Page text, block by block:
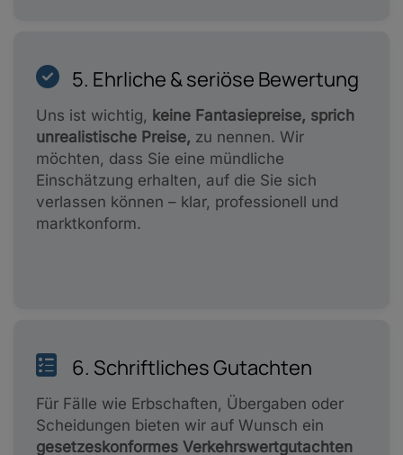
5. Ehrliche & seriöse Bewertung
Uns ist wichtig, keine Fantasiepreise, sprich
unrealistische Preise, zu nennen. Wir
möchten, dass Sie eine mündliche
Einschätzung erhalten, auf die Sie sich
verlassen können – klar, professionell und
marktkonform.
6. Schriftliches Gutachten
Für Fälle wie Erbschaften, Übergaben oder
Scheidungen bieten wir auf Wunsch ein
gesetzeskonformes Verkehrswertgutachten